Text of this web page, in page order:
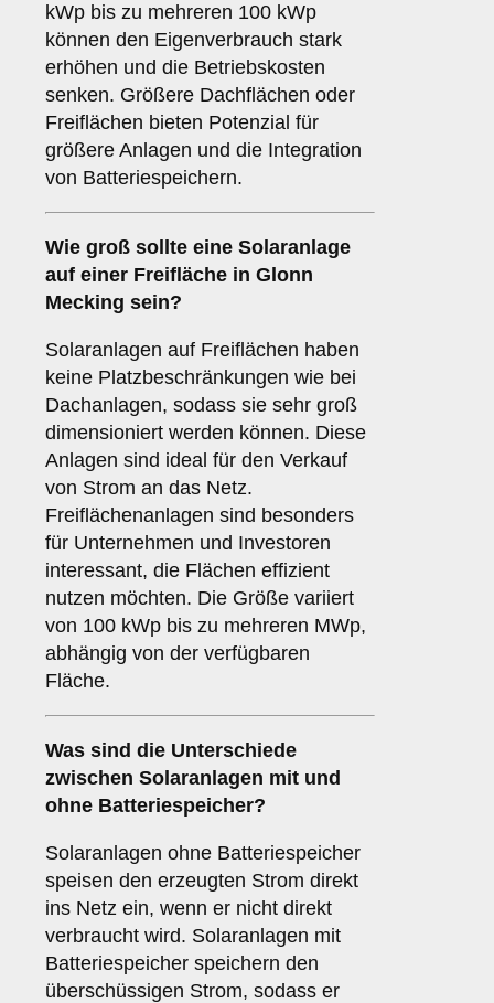
kWp bis zu mehreren 100 kWp
können den Eigenverbrauch stark
erhöhen und die Betriebskosten
senken. Größere Dachflächen oder
Freiflächen bieten Potenzial für
größere Anlagen und die Integration
von Batteriespeichern.
Wie groß sollte eine Solaranlage
auf einer Freifläche in Glonn
Mecking sein?
Solaranlagen auf Freiflächen haben
keine Platzbeschränkungen wie bei
Dachanlagen, sodass sie sehr groß
dimensioniert werden können. Diese
Anlagen sind ideal für den Verkauf
von Strom an das Netz.
Freiflächenanlagen sind besonders
für Unternehmen und Investoren
interessant, die Flächen effizient
nutzen möchten. Die Größe variiert
von 100 kWp bis zu mehreren MWp,
abhängig von der verfügbaren
Fläche.
Was sind die Unterschiede
zwischen Solaranlagen mit und
ohne Batteriespeicher?
Solaranlagen ohne Batteriespeicher
speisen den erzeugten Strom direkt
ins Netz ein, wenn er nicht direkt
verbraucht wird. Solaranlagen mit
Batteriespeicher speichern den
überschüssigen Strom, sodass er